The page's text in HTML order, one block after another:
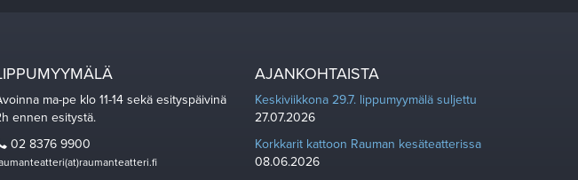
ma-pe klo 11-14 sekä esityspäivinä
ennen esitystä.
02 8376 9900
AJANKOHTAISTA
Keskiviikkona 29.7. lippumyymälä suljettu
27.07.2026
Korkkarit kattoon Rauman kesäteatterissa
08.06.2026